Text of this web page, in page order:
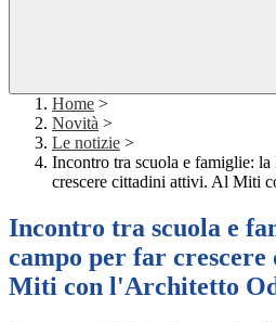
Home >
Novità >
Le notizie >
Incontro tra scuola e famiglie:
crescere cittadini attivi. Al Miti
Incontro tra scuola e
campo per far
Miti con l'Architetto